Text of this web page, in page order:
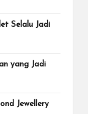
Selalu Jadi
yang Jadi
Jewellery